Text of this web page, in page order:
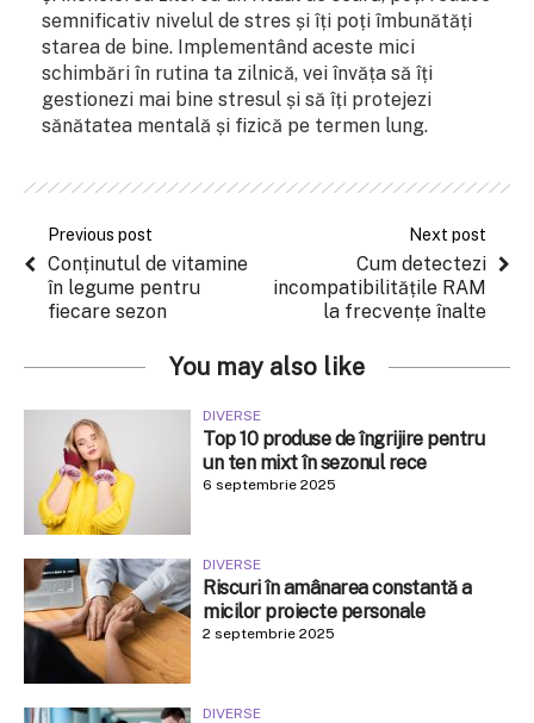
semnificativ nivelul de stres și îți poți îmbunătăți
starea de bine. Implementând aceste mici
schimbări în rutina ta zilnică, vei învăța să îți
gestionezi mai bine stresul și să îți protejezi
sănătatea mentală și fizică pe termen lung.
Previous post
Conținutul de vitamine
în legume pentru
fiecare sezon
Next post
Cum detectezi
incompatibilitățile RAM
la frecvențe înalte
You may also like
DIVERSE
Top 10 produse de îngrijire pentru
un ten mixt în sezonul rece
6 septembrie 2025
DIVERSE
Riscuri în amânarea constantă a
micilor proiecte personale
2 septembrie 2025
DIVERSE